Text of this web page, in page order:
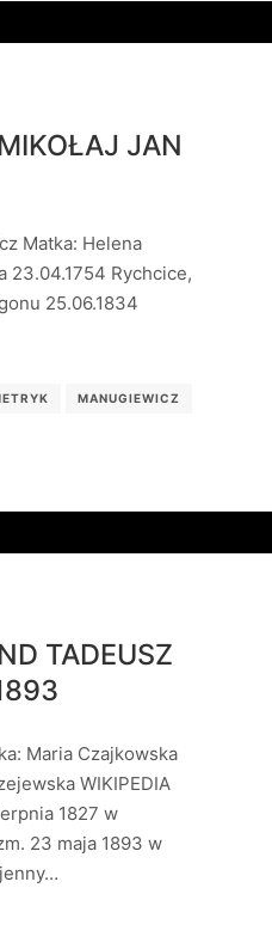
JAN
Matka: Helena
23.04.1754 Rychcice,
25.06.1834
MANUGIEWICZ
TADEUSZ
Maria Czajkowska
WIKIPEDIA
1827 w
23 maja 1893 w